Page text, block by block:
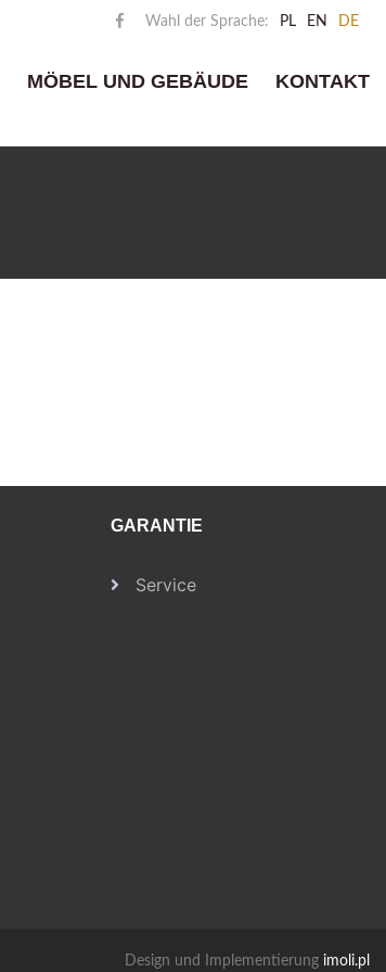
Wahl der Sprache: PL EN DE
MÖBEL UND GEBÄUDE KONTAKT
GARANTIE
Service
Design und Implementierung imoli.pl